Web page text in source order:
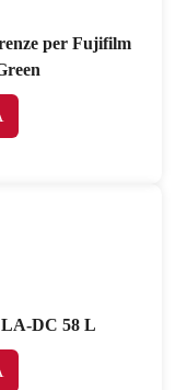
per Fujifilm
LA-DC 58 L